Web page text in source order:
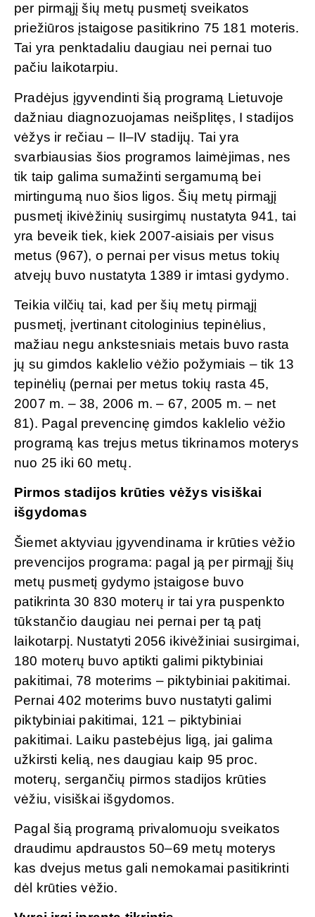
per pirmąjį šių metų pusmetį sveikatos
priežiūros įstaigose pasitikrino 75 181 moteris.
Tai yra penktadaliu daugiau nei pernai tuo
pačiu laikotarpiu.
Pradėjus įgyvendinti šią programą Lietuvoje
dažniau diagnozuojamas neišplitęs, I stadijos
vėžys ir rečiau – II–IV stadijų. Tai yra
svarbiausias šios programos laimėjimas, nes
tik taip galima sumažinti sergamumą bei
mirtingumą nuo šios ligos. Šių metų pirmąjį
pusmetį ikivėžinių susirgimų nustatyta 941, tai
yra beveik tiek, kiek 2007-aisiais per visus
metus (967), o pernai per visus metus tokių
atvejų buvo nustatyta 1389 ir imtasi gydymo.
Teikia vilčių tai, kad per šių metų pirmąjį
pusmetį, įvertinant citologinius tepinėlius,
mažiau negu ankstesniais metais buvo rasta
jų su gimdos kaklelio vėžio požymiais – tik 13
tepinėlių (pernai per metus tokių rasta 45,
2007 m. – 38, 2006 m. – 67, 2005 m. – net
81). Pagal prevencinę gimdos kaklelio vėžio
programą kas trejus metus tikrinamos moterys
nuo 25 iki 60 metų.
Pirmos stadijos krūties vėžys visiškai
išgydomas
Šiemet aktyviau įgyvendinama ir krūties vėžio
prevencijos programa: pagal ją per pirmąjį šių
metų pusmetį gydymo įstaigose buvo
patikrinta 30 830 moterų ir tai yra puspenkto
tūkstančio daugiau nei pernai per tą patį
laikotarpį. Nustatyti 2056 ikivėžiniai susirgimai,
180 moterų buvo aptikti galimi piktybiniai
pakitimai, 78 moterims – piktybiniai pakitimai.
Pernai 402 moterims buvo nustatyti galimi
piktybiniai pakitimai, 121 – piktybiniai
pakitimai. Laiku pastebėjus ligą, jai galima
užkirsti kelią, nes daugiau kaip 95 proc.
moterų, sergančių pirmos stadijos krūties
vėžiu, visiškai išgydomos.
Pagal šią programą privalomuoju sveikatos
draudimu apdraustos 50–69 metų moterys
kas dvejus metus gali nemokamai pasitikrinti
dėl krūties vėžio.